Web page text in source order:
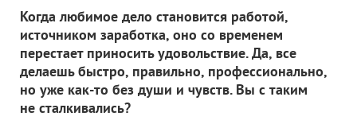
Когда любимое дело становится работой,
источником заработка, оно со временем
перестает приносить удовольствие. Да, все
делаешь быстро, правильно, профессионально,
но уже как-то без души и чувств. Вы с таким
не сталкивались?